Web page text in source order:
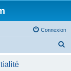
Connexion